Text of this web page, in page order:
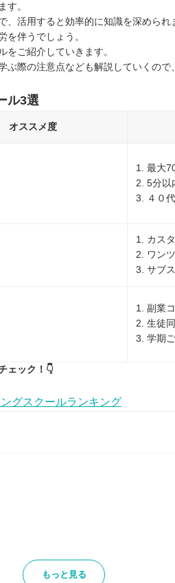
す。
活用すると効率的に知識を深められ
を伴うでしょう。
をご紹介していきます。
際の注意点なども解説していくの
ル3選
オススメ度
1. 最大
2. 5分以
3. ４０
1. カス
2. ワン
3. サブ
1. 副業
2. 生徒
3. 学期
ェック！👇
グスクールランキング
もっと見る